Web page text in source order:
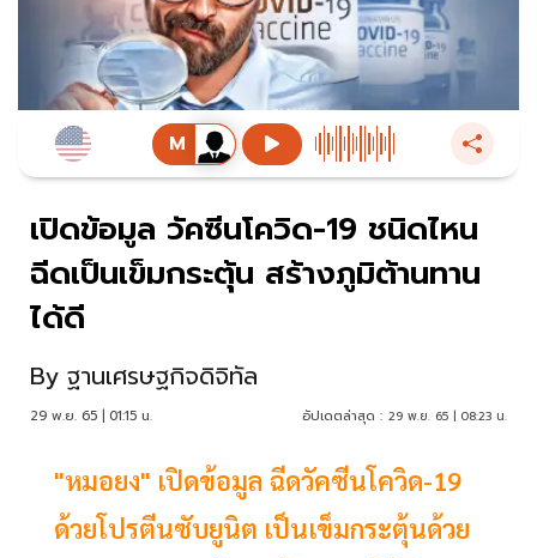
เปิดข้อมูล วัคซีนโควิด-19 ชนิดไหน
ฉีดเป็นเข็มกระตุ้น สร้างภูมิต้านทาน
ได้ดี
By ฐานเศรษฐกิจดิจิทัล
29 พ.ย. 65 | 01:15 น. อัปเดตล่าสุด : 29 พ.ย. 65 | 08:23 น.
"หมอยง" เปิดข้อมูล ฉีดวัคซีนโควิด-19
ด้วยโปรตีนซับยูนิต เป็นเข็มกระตุ้นด้วย